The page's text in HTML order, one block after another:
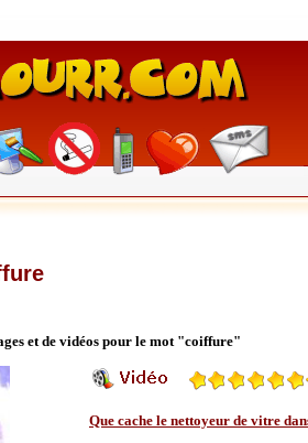
et de vidéos pour le mot "coiffure"
Que cache le nettoyeur de vitre